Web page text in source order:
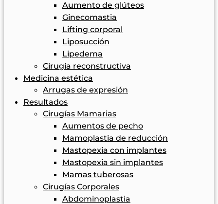
Aumento de glúteos
Ginecomastia
Lifting corporal
Liposucción
Lipedema
Cirugía reconstructiva
Medicina estética
Arrugas de expresión
Resultados
Cirugías Mamarias
Aumentos de pecho
Mamoplastia de reducción
Mastopexia con implantes
Mastopexia sin implantes
Mamas tuberosas
Cirugías Corporales
Abdominoplastia